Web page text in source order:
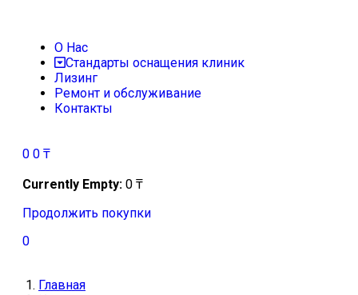
О Нас
Стандарты оснащения клиник
Лизинг
Ремонт и обслуживание
Контакты
0 0 ₸
Currently Empty: 0 ₸
Продолжить покупки
0
Главная